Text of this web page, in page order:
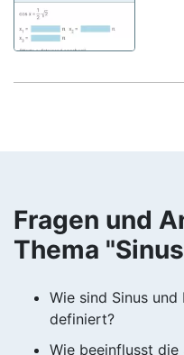
Fragen und
Thema
Wie sind Sinus und
definiert?
Wie beeinflusst die